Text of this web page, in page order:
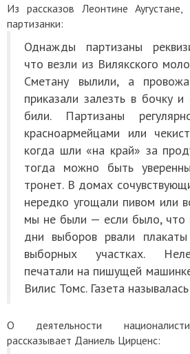
Из рассказов Леонтине
партизанки:
Однажды партизаны
что везли из Вилякского
Сметану вылили, а
приказали залезть в бочку
били. Партизаны
красноармейцами или
когда шли «на край» за
тогда можно быть
тронет. В домах
нередко угощали пивом или
мы не были — если было, что
дни выборов рвали
выборных участках.
печатали на пишущей
Вилис Томс. Газета
О деятельности
рассказывает Даниель Цирценс: